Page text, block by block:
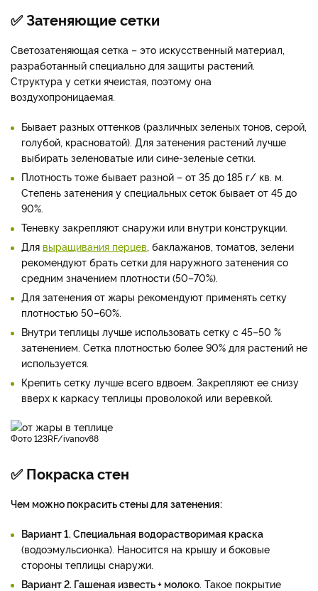
✅ Затеняющие сетки
Светозатеняющая сетка – это искусственный материал,
разработанный специально для защиты растений.
Структура у сетки ячеистая, поэтому она
воздухопроницаемая.
Бывает разных оттенков (различных зеленых тонов, серой,
голубой, красноватой). Для затенения растений лучше
выбирать зеленоватые или сине-зеленые сетки.
Плотность тоже бывает разной – от 35 до 185 г/ кв. м.
Степень затенения у специальных сеток бывает от 45 до
90%.
Теневку закрепляют снаружи или внутри конструкции.
Для выращивания перцев, баклажанов, томатов, зелени
рекомендуют брать сетки для наружного затенения со
средним значением плотности (50–70%).
Для затенения от жары рекомендуют применять сетку
плотностью 50–60%.
Внутри теплицы лучше использовать сетку с 45–50 %
затенением. Сетка плотностью более 90% для растений не
используется.
Крепить сетку лучше всего вдвоем. Закрепляют ее снизу
вверх к каркасу теплицы проволокой или веревкой.
фото 123RF/ivanov88
✅ Покраска стен
Чем можно покрасить стены для затенения:
Вариант 1. Специальная водорастворимая краска
(водоэмульсионка). Наносится на крышу и боковые
стороны теплицы снаружи.
Вариант 2. Гашеная известь + молоко. Такое покрытие